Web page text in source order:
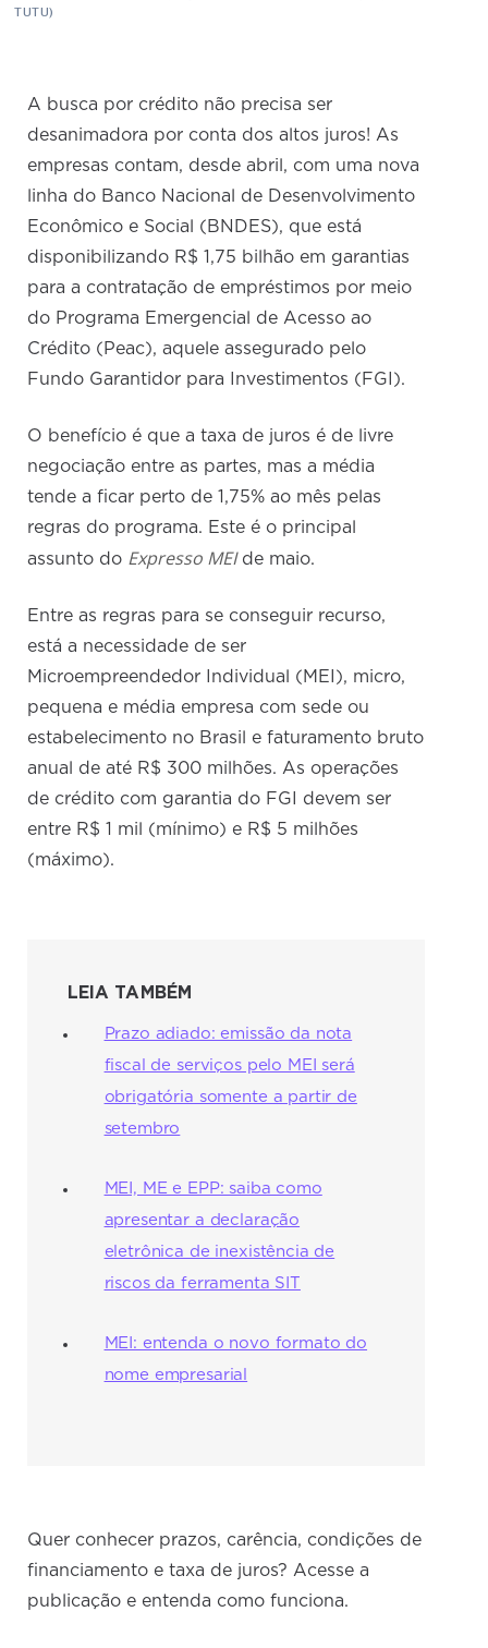
TUTU)
A busca por crédito não precisa ser
desanimadora por conta dos altos juros! As
empresas contam, desde abril, com uma nova
linha do Banco Nacional de Desenvolvimento
Econômico e Social (BNDES), que está
disponibilizando R$ 1,75 bilhão em garantias
para a contratação de empréstimos por meio
do Programa Emergencial de Acesso ao
Crédito (Peac), aquele assegurado pelo
Fundo Garantidor para Investimentos (FGI).
O benefício é que a taxa de juros é de livre
negociação entre as partes, mas a média
tende a ficar perto de 1,75% ao mês pelas
regras do programa. Este é o principal
assunto do Expresso MEIde maio.
Entre as regras para se conseguir recurso,
está a necessidade de ser
Microempreendedor Individual (MEI), micro,
pequena e média empresa com sede ou
estabelecimento no Brasil e faturamento bruto
anual de até R$ 300 milhões. As operações
de crédito com garantia do FGI devem ser
entre R$ 1 mil (mínimo) e R$ 5 milhões
(máximo).
LEIA TAMBÉM
Prazo adiado: emissão da nota
fiscal de serviços pelo MEI será
obrigatória somente a partir de
setembro
MEI, ME e EPP: saiba como
apresentar a declaração
eletrônica de inexistência de
riscos da ferramenta SIT
MEI: entenda o novo formato do
nome empresarial
Quer conhecer prazos, carência, condições de
financiamento e taxa de juros? Acesse a
publicação e entenda como funciona.